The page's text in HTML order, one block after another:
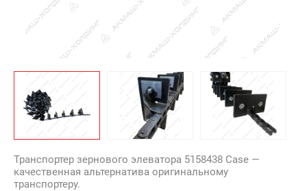
Транспортер зернового элеватора 5158438 Case —
качественная альтернатива оригинальному
транспортеру.